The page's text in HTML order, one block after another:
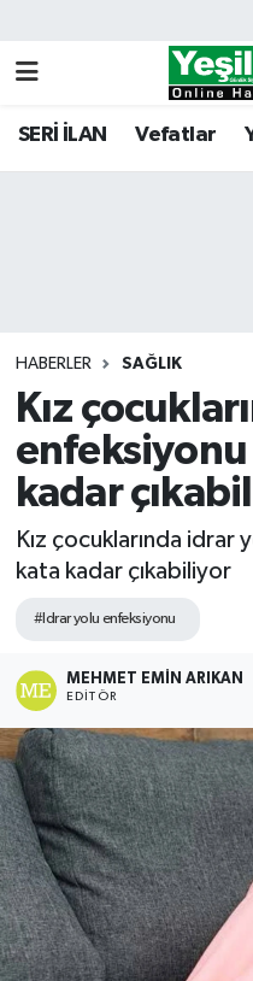
SERİ İLAN Vefatlar
HABERLER SAĞLIK
Kız
kadar
Kız çocuklarında
kata kadar çıkabiliyor
#Idrar yolu enfeksiyonu
MEHMET EMIN ARIKAN
EDITÖR
Kahramanmaraş
Tüm Manşetler
Son Dakika